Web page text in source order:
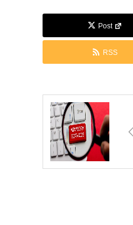
Post
RSS